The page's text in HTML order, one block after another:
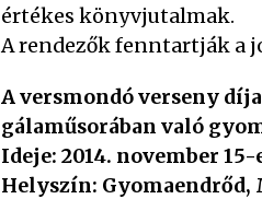
értékes könyvjutalmak.
A rendezők fenntartják a
A versmondó verseny
gálaműsorában való
Ideje: 2014. november 15-
Helyszín: Gyomaendrőd,